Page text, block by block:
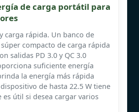
de carga portátil para
rápida. Un banco de
compacto de carga rápida
salidas PD 3.0 y QC 3.0
suficiente energía
la energía más rápida
de hasta 22.5 W tiene
es útil si desea cargar varios